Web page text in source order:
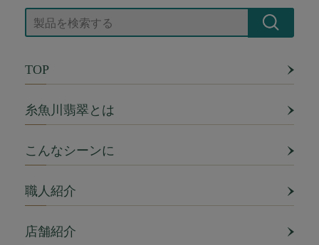
TOP
糸魚川翡翠とは
こんなシーンに
職人紹介
店舗紹介